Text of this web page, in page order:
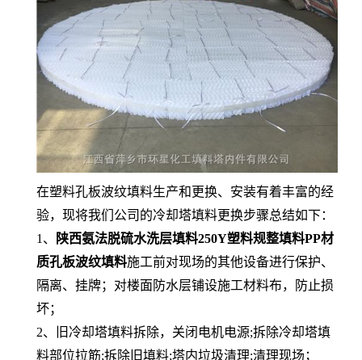
在塑料孔板波纹填料生产和更换、安装有着丰富的经
验，现将我们公司的冷却塔填料更换步骤总结如下：
1、
陕西氨法脱硫水洗层填料250Y塑料规整填料PP材
质孔板波纹填料施工前对现场的其他设备进行保护、
隔离、挂牌；对楼面防水层铺设施工材料布，防止损
坏；
2、旧冷却塔填料拆除，关闭电机电源;拆除冷却塔填
料部位拉筋;拆除旧填料;塔内垃圾清理;清理现场；